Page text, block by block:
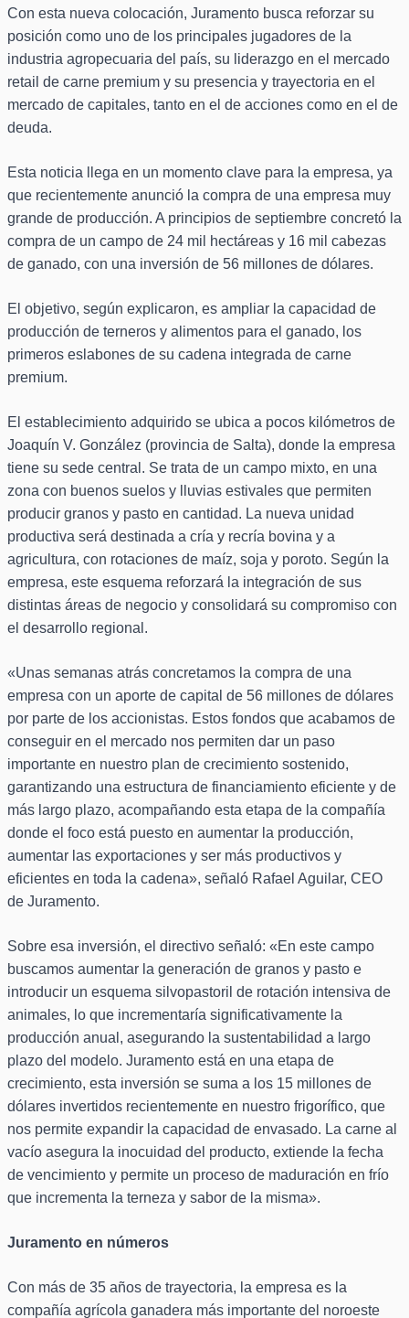
Con esta nueva colocación, Juramento busca reforzar su
posición como uno de los principales jugadores de la
industria agropecuaria del país, su liderazgo en el mercado
retail de carne premium y su presencia y trayectoria en el
mercado de capitales, tanto en el de acciones como en el de
deuda.
Esta noticia llega en un momento clave para la empresa, ya
que recientemente anunció la compra de una empresa muy
grande de producción. A principios de septiembre concretó la
compra de un campo de 24 mil hectáreas y 16 mil cabezas
de ganado, con una inversión de 56 millones de dólares.
El objetivo, según explicaron, es ampliar la capacidad de
producción de terneros y alimentos para el ganado, los
primeros eslabones de su cadena integrada de carne
premium.
El establecimiento adquirido se ubica a pocos kilómetros de
Joaquín V. González (provincia de Salta), donde la empresa
tiene su sede central. Se trata de un campo mixto, en una
zona con buenos suelos y lluvias estivales que permiten
producir granos y pasto en cantidad. La nueva unidad
productiva será destinada a cría y recría bovina y a
agricultura, con rotaciones de maíz, soja y poroto. Según la
empresa, este esquema reforzará la integración de sus
distintas áreas de negocio y consolidará su compromiso con
el desarrollo regional.
«Unas semanas atrás concretamos la compra de una
empresa con un aporte de capital de 56 millones de dólares
por parte de los accionistas. Estos fondos que acabamos de
conseguir en el mercado nos permiten dar un paso
importante en nuestro plan de crecimiento sostenido,
garantizando una estructura de financiamiento eficiente y de
más largo plazo, acompañando esta etapa de la compañía
donde el foco está puesto en aumentar la producción,
aumentar las exportaciones y ser más productivos y
eficientes en toda la cadena», señaló Rafael Aguilar, CEO
de Juramento.
Sobre esa inversión, el directivo señaló: «En este campo
buscamos aumentar la generación de granos y pasto e
introducir un esquema silvopastoril de rotación intensiva de
animales, lo que incrementaría significativamente la
producción anual, asegurando la sustentabilidad a largo
plazo del modelo. Juramento está en una etapa de
crecimiento, esta inversión se suma a los 15 millones de
dólares invertidos recientemente en nuestro frigorífico, que
nos permite expandir la capacidad de envasado. La carne al
vacío asegura la inocuidad del producto, extiende la fecha
de vencimiento y permite un proceso de maduración en frío
que incrementa la terneza y sabor de la misma».
Juramento en números
Con más de 35 años de trayectoria, la empresa es la
compañía agrícola ganadera más importante del noroeste